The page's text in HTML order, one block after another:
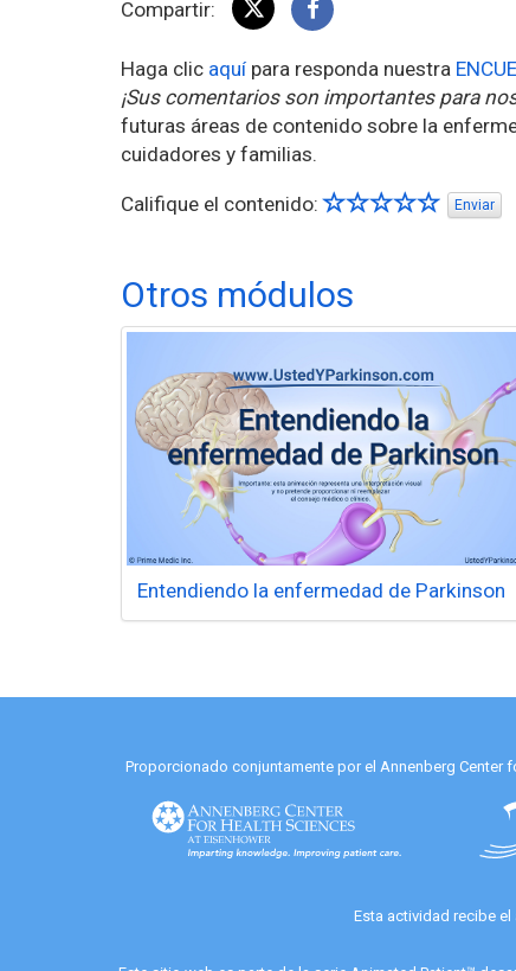
Compartir:
Haga clic aquí para responda nuestra
¡Sus comentarios son importantes para
futuras áreas de contenido sobre la
cuidadores y familias.
Califique el contenido: Enviar
Otros módulos
Entendiendo la enfermedad de Parkinson
Proporcionado conjuntamente por el Annenberg Center
Esta actividad recibe